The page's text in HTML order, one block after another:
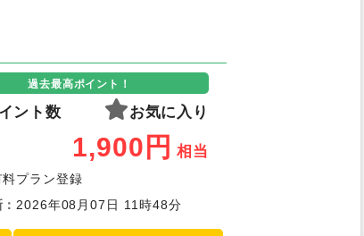
過去最高ポイント！
ント数 お気に入り
1,900 円 相当
料プラン登録
： 2026年08月07日 11時48分